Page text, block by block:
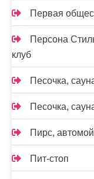
Первая
Персона
клуб
Песочка,
Песочка,
Пирс,
Пит-стоп